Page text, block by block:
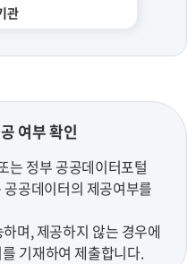
관
여부 확인
는 정부 공공데이터포털
공데이터의 제공여부를
며, 제공하지 않는 경우에
기재하여 제출합니다.